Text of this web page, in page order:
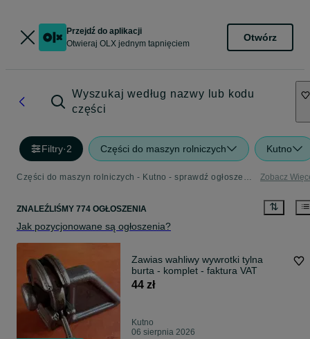
Przejdź do aplikacji
Otwieraj OLX jednym tapnięciem
Otwórz
Wyszukaj według nazwy lub kodu
części
Filtry·2 Części do maszyn rolniczych Kutno
Części do maszyn rolniczych - Kutno - sprawdź ogłoszenia w kategorii Rolnictwo Zobacz
ZNALEŹLIŚMY 774 OGŁOSZENIA
Jak pozycjonowane są ogłoszenia?
Zawias wahliwy wywrotki tylna
burta - komplet - faktura VAT
44 zł
Kutno
06 sierpnia 2026